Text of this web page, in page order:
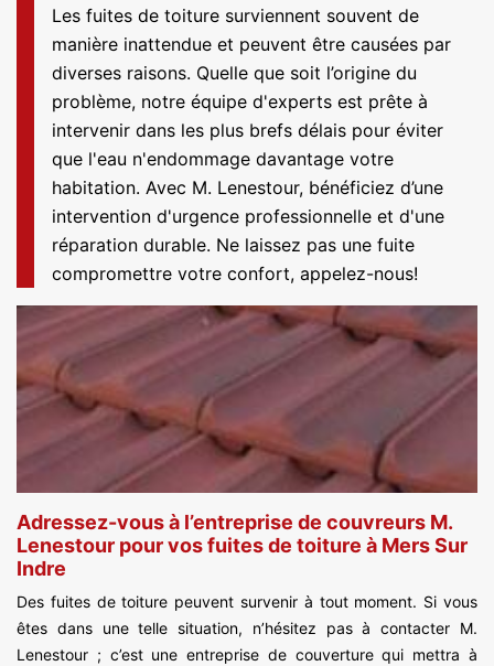
Les fuites de toiture surviennent souvent de
manière inattendue et peuvent être causées par
diverses raisons. Quelle que soit l’origine du
problème, notre équipe d'experts est prête à
intervenir dans les plus brefs délais pour éviter
que l'eau n'endommage davantage votre
habitation. Avec M. Lenestour, bénéficiez d’une
intervention d'urgence professionnelle et d'une
réparation durable. Ne laissez pas une fuite
compromettre votre confort, appelez-nous!
Adressez-vous à l’entreprise de couvreurs M.
Lenestour pour vos fuites de toiture à Mers Sur
Indre
Des fuites de toiture peuvent survenir à tout moment. Si vous
êtes dans une telle situation, n’hésitez pas à contacter M.
Lenestour ; c’est une entreprise de couverture qui mettra à